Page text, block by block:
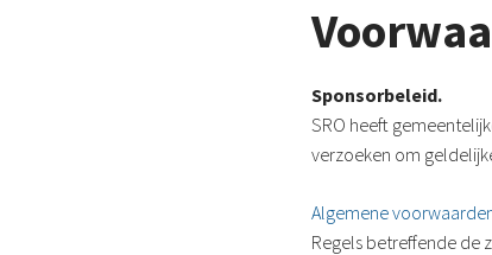
Sponsorbeleid.
SRO heeft
verzoeken om
Algemene
Regels betreffende de